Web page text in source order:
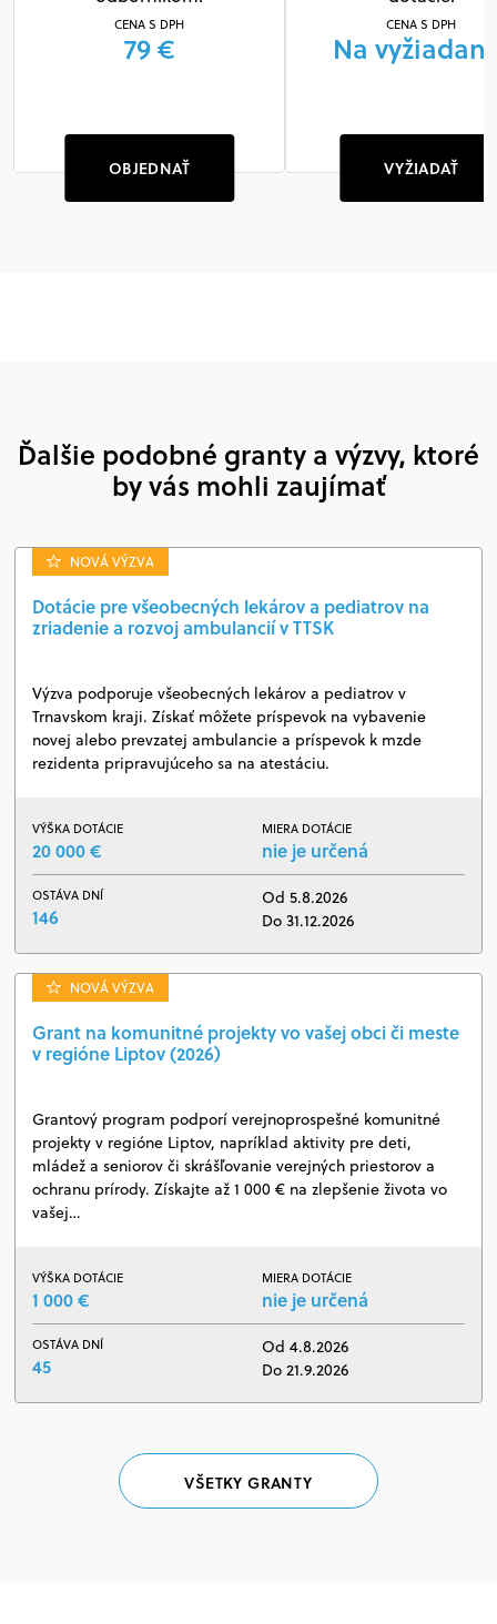
CENA S DPH
79 €
OBJEDNAŤ
CENA S DPH
Na
VYŽIADAŤ
Ďalšie podobné granty a výzvy, ktoré
by vás mohli zaujímať
NOVÁ VÝZVA
Dotácie pre všeobecných lekárov a pediatrov na
zriadenie a rozvoj ambulancií v TTSK
Výzva podporuje všeobecných lekárov a pediatrov v
Trnavskom kraji. Získať môžete príspevok na vybavenie
novej alebo prevzatej ambulancie a príspevok k mzde
rezidenta pripravujúceho sa na atestáciu.
VÝŠKA DOTÁCIE
20 000 €
MIERA DOTÁCIE
nie je určená
OSTÁVA DNÍ
146
Od 5.8.2026
Do 31.12.2026
NOVÁ VÝZVA
Grant na komunitné projekty vo vašej obci či meste
v regióne Liptov (2026)
Grantový program podporí verejnoprospešné komunitné
projekty v regióne Liptov, napríklad aktivity pre deti,
mládež a seniorov či skrášľovanie verejných priestorov a
ochranu prírody. Získajte až 1 000 € na zlepšenie života vo
vašej…
VÝŠKA DOTÁCIE
1 000 €
MIERA DOTÁCIE
nie je určená
OSTÁVA DNÍ
45
Od 4.8.2026
Do 21.9.2026
VŠETKY GRANTY